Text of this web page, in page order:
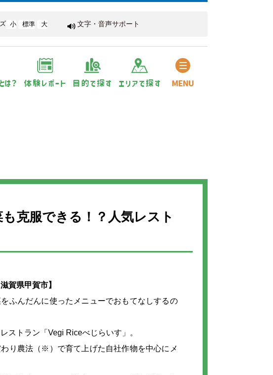
小 標準 大 文字・音声サポート
克服できる！？人気レスト
賀県甲賀市】
ふんだんに使ったメニューでおもてなしするの
ストラン「Vegi Riceべじらいす」。
り農法 （※） で育て上げた自社作物を中心にメ